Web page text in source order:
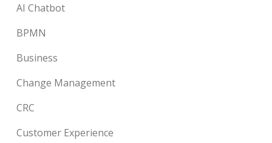
AI Chatbot
BPMN
Business
Change Management
CRC
Customer Experience